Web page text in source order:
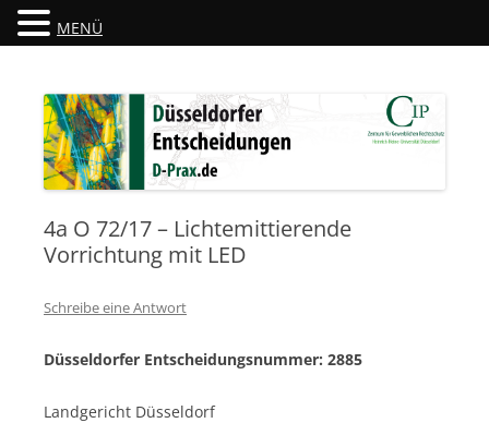
Düsseldorfer Entscheidungen
4a O 72/17 – Lichtemittierende
Vorrichtung mit LED
Schreibe eine Antwort
Düsseldorfer Entscheidungsnummer: 2885
Landgericht Düsseldorf
MENÜ